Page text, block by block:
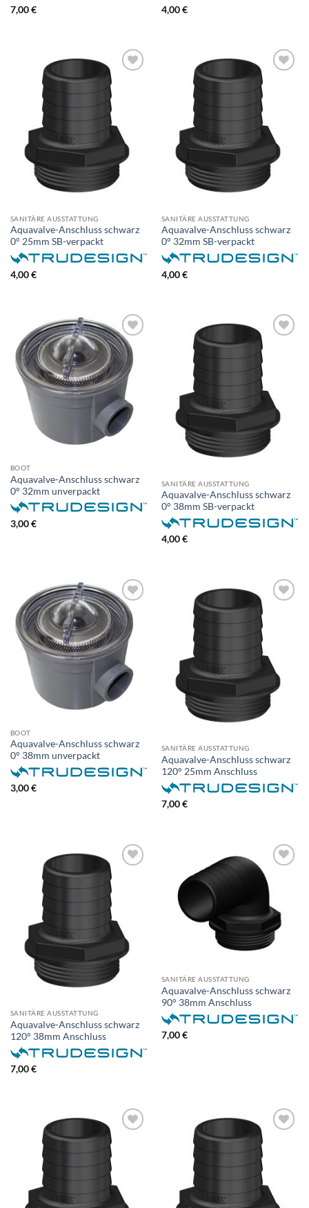
7,00€ 4,00€
SANITÄRE AUSSTATTUNG
Aquavalve-Anschluss schwarz
0° 25mm SB-verpackt
4,00€
SANITÄRE AUSSTATTUNG
Aquavalve-Anschluss schwarz
0° 32mm SB-verpackt
4,00€
BOOT
Aquavalve-Anschluss schwarz
0° 32mm unverpackt
3,00€
SANITÄRE AUSSTATTUNG
Aquavalve-Anschluss schwarz
0° 38mm SB-verpackt
4,00€
BOOT
Aquavalve-Anschluss schwarz
0° 38mm unverpackt
3,00€
SANITÄRE AUSSTATTUNG
Aquavalve-Anschluss schwarz
120° 25mm Anschluss
7,00€
SANITÄRE AUSSTATTUNG
Aquavalve-Anschluss schwarz
120° 38mm Anschluss
7,00€
SANITÄRE AUSSTATTUNG
Aquavalve-Anschluss schwarz
90° 38mm Anschluss
7,00€